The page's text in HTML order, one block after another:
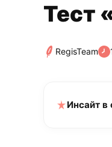
Тест
RegisTeam
Инсайт в